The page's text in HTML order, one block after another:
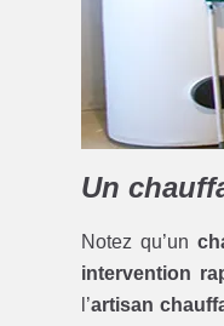
Un
Notez qu’un
intervention
l’artisan